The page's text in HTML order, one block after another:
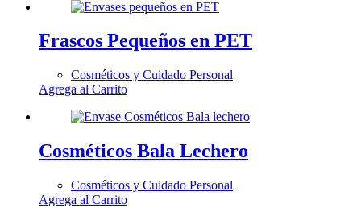
Frascos Pequeños en PET
Cosméticos y Cuidado Personal
Agrega al Carrito
Cosméticos Bala Lechero
Cosméticos y Cuidado Personal
Agrega al Carrito